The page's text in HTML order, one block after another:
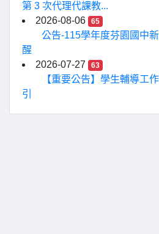
第 3 次代理代課教...
2026-08-06
65
公告-115學年度芬園國中
醒
2026-07-27
63
【重要公告】學生輔導工
引